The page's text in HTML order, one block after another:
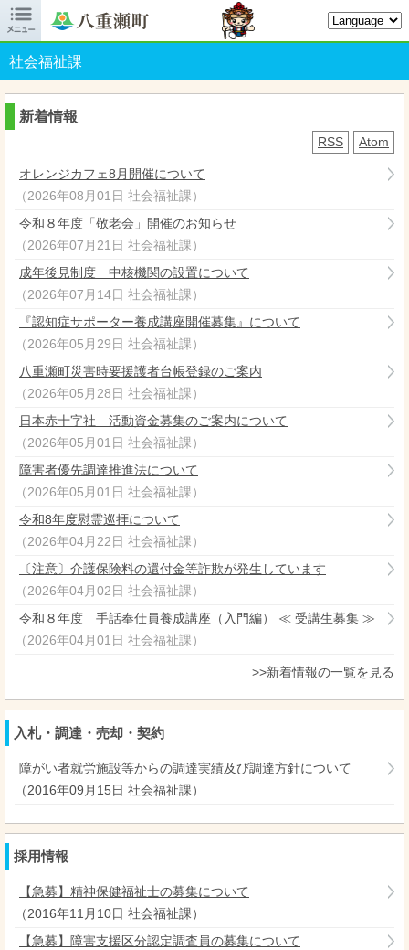
 八重瀬町オフィシャルサイト
社会福祉課
RSS Atom
新着情報
オレンジカフェ8月開催について
（2026年08月01日 社会福祉課 ）
令和８年度「敬老会」開催のお知らせ
（2026年07月21日 社会福祉課 ）
成年後見制度 中核機関の設置について
（2026年07月14日 社会福祉課 ）
『認知症サポーター養成講座開催募集』について
（2026年05月29日 社会福祉課 ）
八重瀬町災害時要援護者台帳登録のご案内
（2026年05月28日 社会福祉課 ）
日本赤十字社 活動資金募集のご案内について
（2026年05月01日 社会福祉課 ）
障害者優先調達推進法について
（2026年05月01日 社会福祉課 ）
令和8年度慰霊巡拝について
（2026年04月22日 社会福祉課 ）
〔注意〕介護保険料の還付金等詐欺が発生しています
（2026年04月02日 社会福祉課 ）
令和８年度 手話奉仕員養成講座（入門編） ≪ 受講生募集 ≫
（2026年04月01日 社会福祉課 ）
>>新着情報の一覧を見る
入札・調達・売却・契約
障がい者就労施設等からの調達実績及び調達方針について
（2016年09月15日 社会福祉課）
採用情報
【急募】精神保健福祉士の募集について
（2016年11月10日 社会福祉課）
【急募】障害支援区分認定調査員の募集について